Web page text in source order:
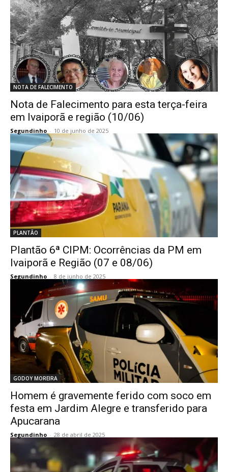
NOTA DE FALECIMENTO
Nota de Falecimento para esta terça-feira
em Ivaiporã e região (10/06)
Segundinho - 10 de junho de 2025
PLANTÃO
Plantão 6ª CIPM: Ocorrências da PM em
Ivaiporã e Região (07 e 08/06)
Segundinho - 8 de junho de 2025
GODOY MOREIRA
Homem é gravemente ferido com soco em
festa em Jardim Alegre e transferido para
Apucarana
Segundinho - 28 de abril de 2025